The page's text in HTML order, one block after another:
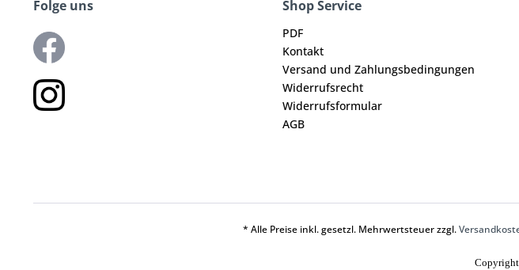
Folge uns Shop Service
PDF
Kontakt
Versand und Zahlungsbedingungen
Widerrufsrecht
Widerrufsformular
AGB
* Alle Preise inkl. gesetzl. Mehrwertsteuer zzgl.